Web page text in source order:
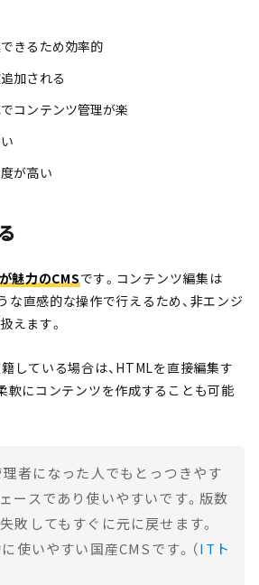
きるため効率的
加される
コンテンツ管理が楽
が高い
魅力のCMSです。コンテンツ編集は
直感的な操作で行えるため、非エンジ
えます。
している場合は、HTMLを直接編集す
軟にコンテンツを作成することも可能
者になった人でもとっつきやす
ースであり使いやすいです。版数
敗してもすぐに元に戻せます。
に使いやすい国産CMSです。（ITト